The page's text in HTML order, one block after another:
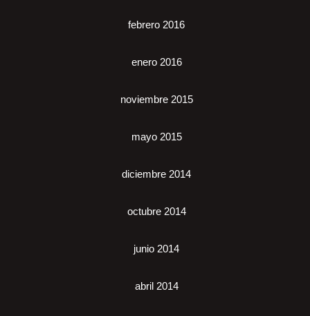
febrero 2016
enero 2016
noviembre 2015
mayo 2015
diciembre 2014
octubre 2014
junio 2014
abril 2014